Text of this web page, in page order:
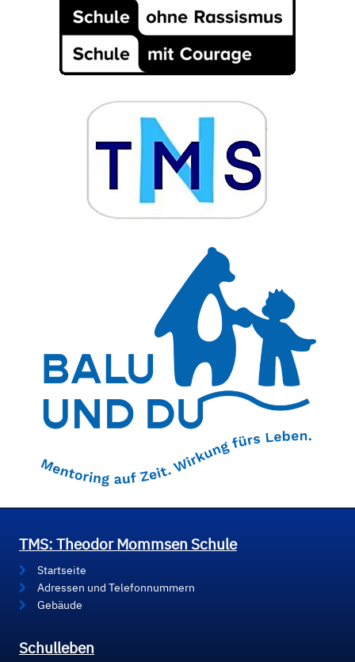
TMS: Theodor Mommsen Schule
Startseite
Adressen und Telefonnummern
Gebäude
Schulleben